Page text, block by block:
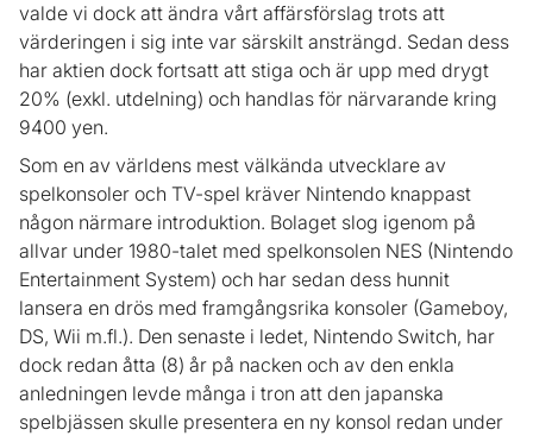
valde vi dock att ändra vårt affärsförslag trots att
värderingen i sig inte var särskilt ansträngd. Sedan dess
har aktien dock fortsatt att stiga och är upp med drygt
20% (exkl. utdelning) och handlas för närvarande kring
9400 yen.
Som en av världens mest välkända utvecklare av
spelkonsoler och TV-spel kräver Nintendo knappast
någon närmare introduktion. Bolaget slog igenom på
allvar under 1980-talet med spelkonsolen NES (Nintendo
Entertainment System) och har sedan dess hunnit
lansera en drös med framgångsrika konsoler (Gameboy,
DS, Wii m.fl.). Den senaste i ledet, Nintendo Switch, har
dock redan åtta (8) år på nacken och av den enkla
anledningen levde många i tron att den japanska
spelbjässen skulle presentera en ny konsol redan under